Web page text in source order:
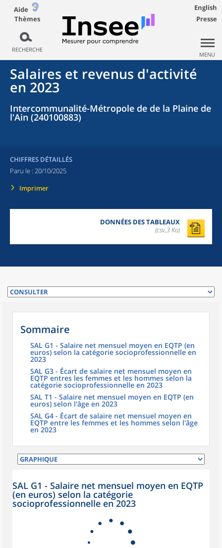
Aide
Thèmes
RECHERCHE
English
Presse
MENU
Salaires et revenus d'activité
en 2023
Intercommunalité-Métropole de de la Plaine de
l'Ain (240100883)
CHIFFRES DÉTAILLÉS
Paru le : 20/10/2025
Imprimer
DONNÉES DES TABLEAUX
(csv,3 Ko)
Sommaire
SAL G1 - Salaire net mensuel moyen en EQTP (en
euros) selon la catégorie socioprofessionnelle en
2023
SAL G3 - Écart de salaire net mensuel moyen en
EQTP entres les femmes et les hommes selon la
catégorie socioprofessionnelle en 2023
SAL T1 - Salaire net mensuel moyen en EQTP (en
euros) selon l'âge en 2023
SAL G4 - Écart de salaire net mensuel moyen en
EQTP entre les femmes et les hommes selon l'âge
en 2023
SAL G1 - Salaire net mensuel moyen en EQTP
(en euros) selon la catégorie
socioprofessionnelle en 2023